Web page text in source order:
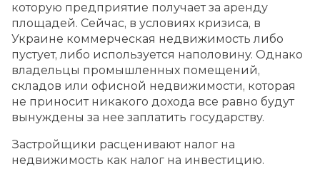
которую предприятие получает за аренду
площадей. Сейчас, в условиях кризиса, в
Украине коммерческая недвижимость либо
пустует, либо используется наполовину. Однако
владельцы промышленных помещений,
складов или офисной недвижимости, которая
не приносит никакого дохода все равно будут
вынуждены за нее заплатить государству.
Застройщики расценивают налог на
недвижимость как налог на инвестицию.